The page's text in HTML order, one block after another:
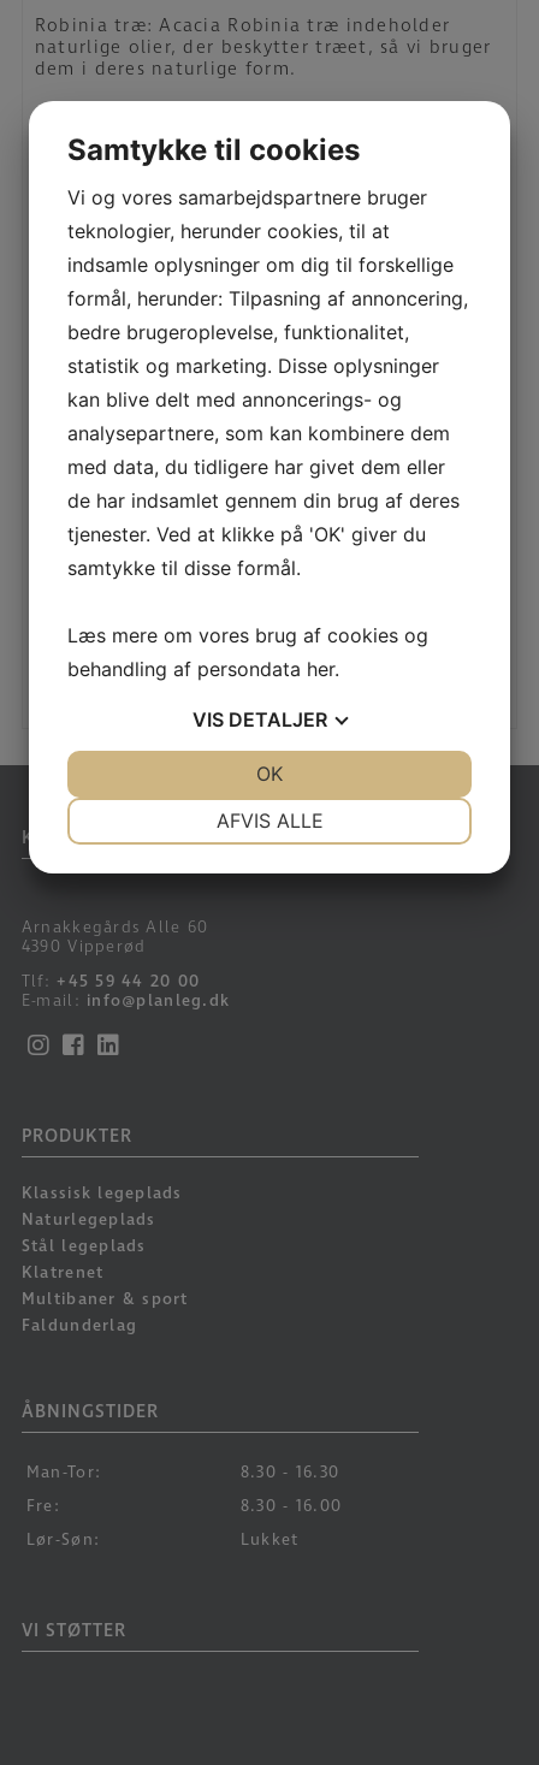
Robinia træ: Acacia Robinia træ indeholder
naturlige olier, der beskytter træet, så vi bruger
dem i deres naturlige form.
RELATEREDE VARER
1RU TÅRNSYSTEM 1
LÆS MERE
1RU MINISYSTEM 4
LÆS MERE
1RU TÅRNSYSTEM 7
LÆS MERE
KONTAKT
Arnakkegårds Alle 60
4390 Vipperød
Tlf: +45 59 44 20 00
E-mail: info@planleg.dk
PRODUKTER
Klassisk legeplads
Naturlegeplads
Stål legeplads
Klatrenet
Multibaner & sport
Faldunderlag
ÅBNINGSTIDER
Man-Tor:
8.30 - 16.30
Fre:
8.30 - 16.00
Lør-Søn:
Lukket
VI STØTTER
Samtykke til cookies
Vi og vores samarbejdspartnere bruger
teknologier, herunder cookies, til at
indsamle oplysninger om dig til forskellige
formål, herunder: Tilpasning af annoncering,
bedre brugeroplevelse, funktionalitet,
statistik og marketing. Disse oplysninger
kan blive delt med annoncerings- og
analysepartnere, som kan kombinere dem
med data, du tidligere har givet dem eller
de har indsamlet gennem din brug af deres
tjenester. Ved at klikke på 'OK' giver du
samtykke til disse formål.
Læs mere om vores brug af cookies og
behandling af persondata her.
VIS DETALJER
AFVIS ALLE
OK